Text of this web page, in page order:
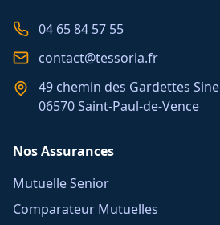
04 65 84 57 55
contact@tessoria.fr
49 chemin des Gardettes Sine
06570 Saint-Paul-de-Vence
Nos Assurances
Mutuelle Senior
Comparateur Mutuelles